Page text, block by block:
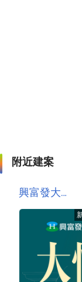
附近建案
興富發大悦(興富發大悅)